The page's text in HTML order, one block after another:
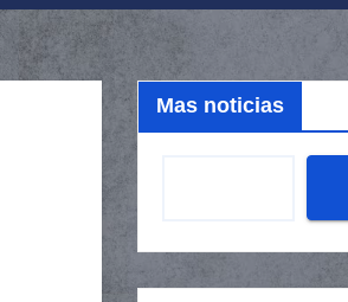
Mas noticias